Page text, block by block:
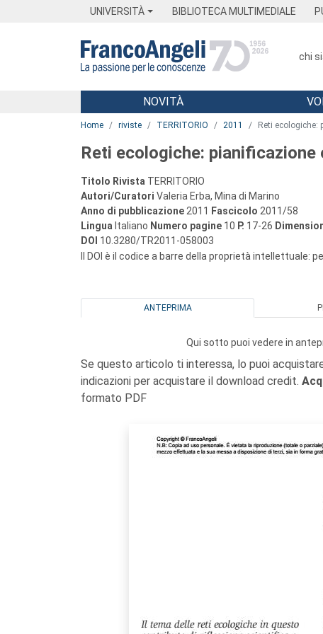
UNIVERSITÀ BIBLIOTECA MULTIMEDIALE
chi
Menu
NOVITÀ
Home riviste TERRITORIO 2011 Reti ecologiche:
Reti ecologiche:
Titolo Rivista TERRITORIO
Autori/Curatori Valeria Erba, Mina di Marino
Anno di pubblicazione 2011 Fascicolo 2011/58
Lingua Italiano Numero pagine 10 P. 17-26
DOI 10.3280/TR2011-058003
Il DOI è il codice a barre della proprietà intellettuale:
ANTEPRIMA
Qui sotto puoi vedere in
Se questo articolo ti interessa, lo puoi
indicazioni per acquistare il download credit.
formato PDF